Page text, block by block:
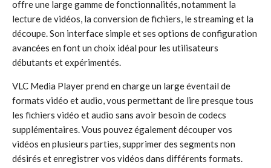
offre une large gamme de fonctionnalités, notamment la
lecture de vidéos, la conversion de fichiers, le streaming et la
découpe. Son interface simple et ses options de configuration
avancées en font un choix idéal pour les utilisateurs
débutants et expérimentés.
VLC Media Player prend en charge un large éventail de
formats vidéo et audio, vous permettant de lire presque tous
les fichiers vidéo et audio sans avoir besoin de codecs
supplémentaires. Vous pouvez également découper vos
vidéos en plusieurs parties, supprimer des segments non
désirés et enregistrer vos vidéos dans différents formats.